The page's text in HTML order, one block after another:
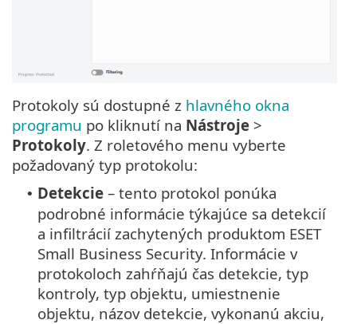
Protokoly sú dostupné z hlavného okna
programu po kliknutí na Nástroje >
Protokoly. Z roletového menu vyberte
požadovaný typ protokolu:
• Detekcie – tento protokol ponúka
podrobné informácie týkajúce sa detekcií
a infiltrácií zachytených produktom ESET
Small Business Security. Informácie v
protokoloch zahŕňajú čas detekcie, typ
kontroly, typ objektu, umiestnenie
objektu, názov detekcie, vykonanú akciu,